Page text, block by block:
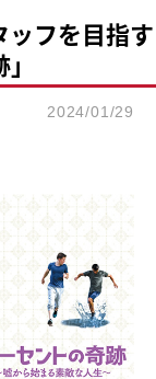
フを目指す
2024/01/29